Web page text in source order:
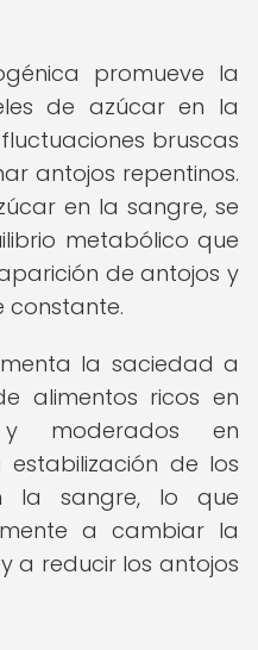
promueve la
de azúcar en la
bruscas
antojos repentinos.
en la sangre, se
metabólico que
de antojos y
constante.
la saciedad a
alimentos ricos en
moderados en
de los
la sangre, lo que
a cambiar la
a reducir los antojos